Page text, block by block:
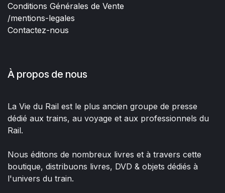
Conditions Générales de Vente
/mentions-legales
Contactez-nous
À propos de nous
La Vie du Rail est le plus ancien groupe de presse
dédié aux trains, au voyage et aux professionnels du
Rail.
Nous éditons de nombreux livres et à travers cette
boutique, distribuons livres, DVD & objets dédiés à
l'univers du train.